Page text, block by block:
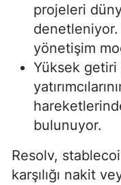
projeleri
yönetişim
Yüksek getiri
bulunuyor.
Resolv,
karşılığı nakit